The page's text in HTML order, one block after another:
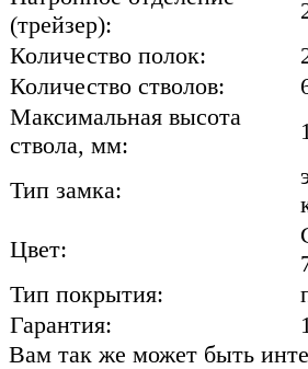
(трейзер):
Количество полок:
Количество стволов:
Максимальная высота
ствола, мм:
Тип замка:
Цвет:
Тип покрытия:
Гарантия:
Вам так же может быть